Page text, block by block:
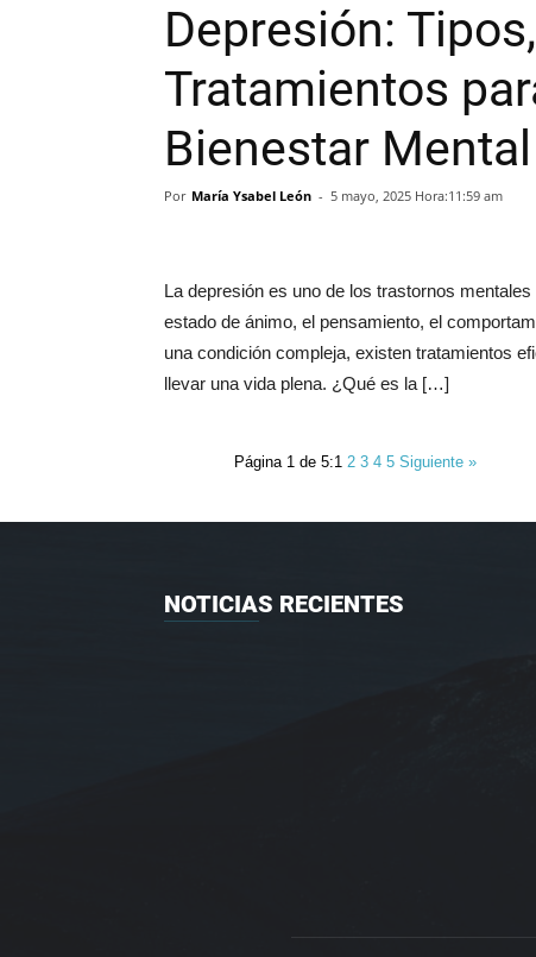
Depresión:
Tratamientos
Bienestar Mental
Por María Ysabel León - 5 mayo, 2025 Hora:11:59 am
La depresión es uno de los trastornos
estado de ánimo, el pensamiento, el
una condición compleja, existen tratamientos
llevar una vida plena. ¿Qué es la […]
Página 1 de 5:1 2345Siguiente »
NOTICIAS RECIENTES